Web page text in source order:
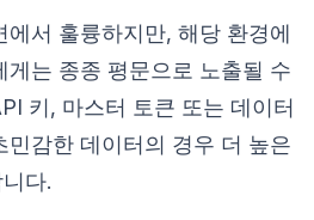
에서 훌륭하지만, 해당 환경에
게는 종종 평문으로 노출될 수
키, 마스터 토큰 또는 데이터
민감한 데이터의 경우 더 높은
다.